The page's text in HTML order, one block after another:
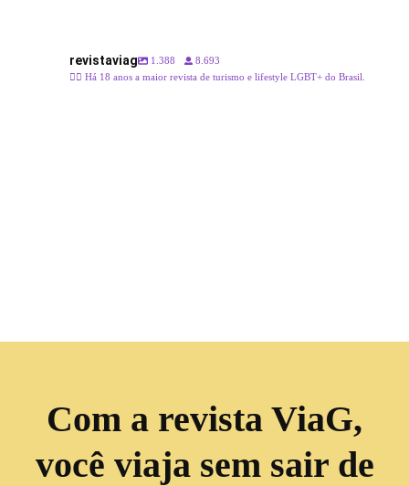
revistaviag 1.388
8.693
🏳️‍🌈 Há 18 anos a maior revista de turismo e lifestyle LGBT+ do Brasil.
Com a revista ViaG,
você viaja sem sair de